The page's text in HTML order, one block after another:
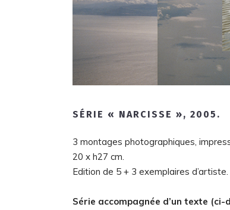
SÉRIE « NARCISSE », 2005.
3 montages photographiques,
20 x h27 cm.
Edition de 5 + 3 exemplaires d’artiste.
Série accompagnée d’un texte